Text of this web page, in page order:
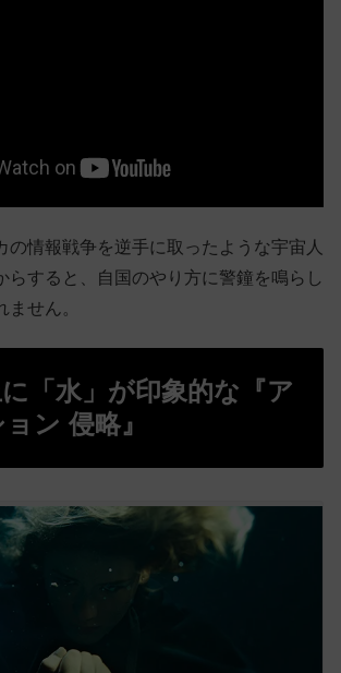
の情報戦争を逆手に取ったような宇宙人
らすると、自国のやり方に警鐘を鳴らし
せん。
「水」が印象的な『ア
ン 侵略』